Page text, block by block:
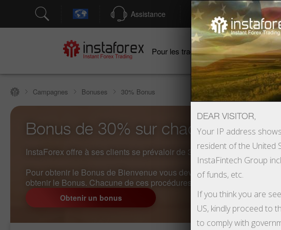
Assistance Ouverture rapide de
Pour les traders
Pour les traders
débutants
Campagnes Bonuses 30% Bonus
Bonus de 30% sur chaque dépôt
InstaForex offre à ses clients se prévaloir de 30% de Bonus de
Pour obtenir le Bonus de Bienvenue vous devez suivre la procedure
obtenir le Bonus. Chacune de ces procédures est simple et ne prendra
Obtenir un bonus
DEAR VISITOR,
Your IP address
resident of the United
InstaFintech Group
of funds, etc.
If you think you are
US, kindly proceed to
to comply with